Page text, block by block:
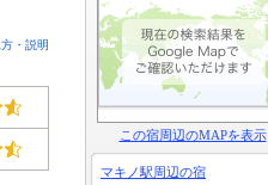
・説明
この宿周辺のMAPを表示
マキノ駅周辺の宿